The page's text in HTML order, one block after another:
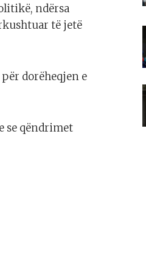
ndërsa
të jetë
dorëheqjen e
se qëndrimet